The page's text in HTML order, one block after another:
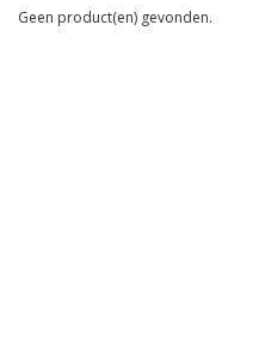
Geen product(en) gevonden.